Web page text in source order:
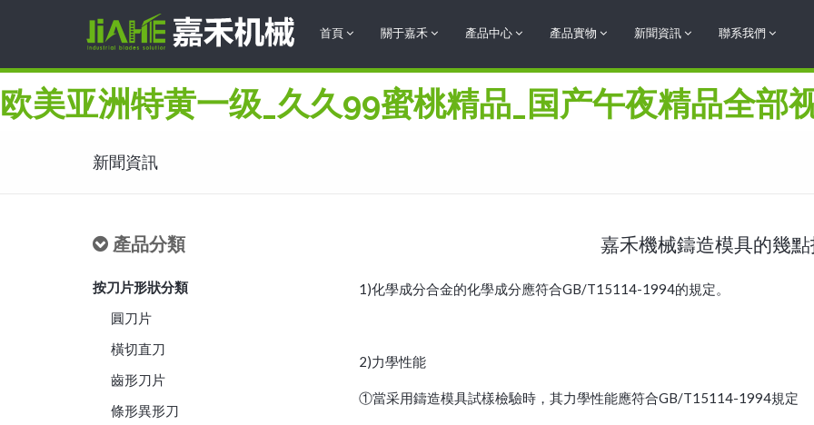
欧美亚洲特黄一级_久久99蜜桃精品_国产午夜精品全部
首頁 關于嘉禾 產品中心 產品實物 新聞資訊 聯系我們
新聞資訊
產品分類
按刀片形狀分類
圓刀片
橫切直刀
齒形刀片
條形異形刀
嘉禾機械鑄造模具的幾
1)化學成分合金的化學成分應符合GB/T15114-1994的規定。
2)力學性能
①當采用鑄造模具試樣檢驗時，其力學性能應符合GB/T15114-1994規定